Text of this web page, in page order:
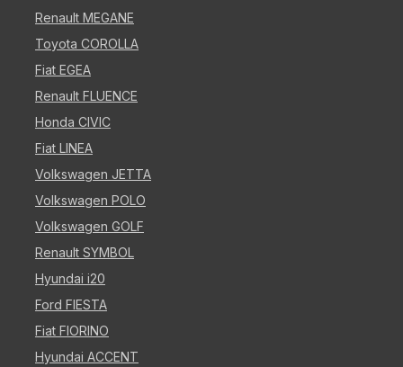
Renault MEGANE
Toyota COROLLA
Fiat EGEA
Renault FLUENCE
Honda CIVIC
Fiat LINEA
Volkswagen JETTA
Volkswagen POLO
Volkswagen GOLF
Renault SYMBOL
Hyundai i20
Ford FIESTA
Fiat FIORINO
Hyundai ACCENT